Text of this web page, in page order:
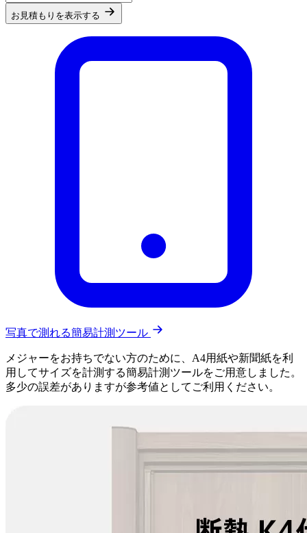
お見積もりを表示する
写真で測れる簡易計測ツール
メジャーをお持ちでない方のために、A4用紙や新聞紙を利
用してサイズを計測する簡易計測ツールをご用意しました。
多少の誤差がありますが参考値としてご利用ください。